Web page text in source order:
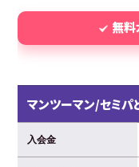
無料
マンツーマン/セミパ
入会金